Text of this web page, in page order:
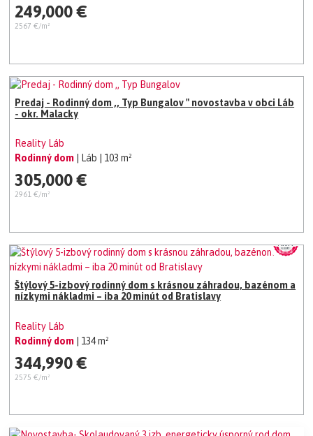
249,000 €
2567 €/m²
Predaj - Rodinný dom ,, Typ Bungalov " novostavba v obci Láb
- okr. Malacky
Reality Láb
Rodinný dom
| Láb | 103 m²
305,000 €
2961 €/m²
Štýlový 5-izbový rodinný dom s krásnou záhradou, bazénom a
nízkymi nákladmi – iba 20 minút od Bratislavy
Reality Láb
Rodinný dom
| 134 m²
344,990 €
2575 €/m²